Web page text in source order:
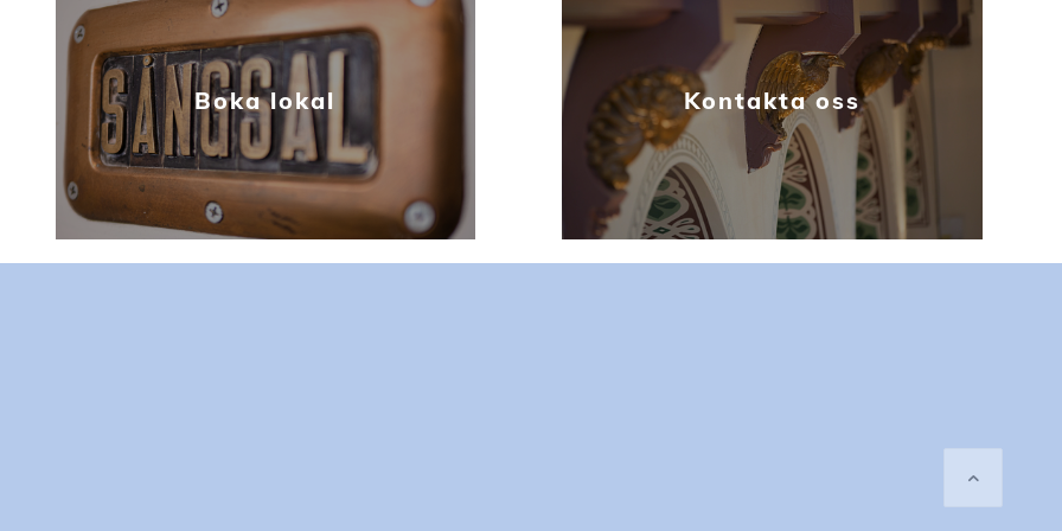
Boka lokal Kontakta oss